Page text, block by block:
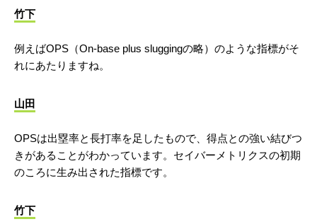
竹下
例えばOPS（On-base plus sluggingの略）のような指標がそ
れにあたりますね。
山田
OPSは出塁率と長打率を足したもので、得点との強い結びつ
きがあることがわかっています。セイバーメトリクスの初期
のころに生み出された指標です。
竹下